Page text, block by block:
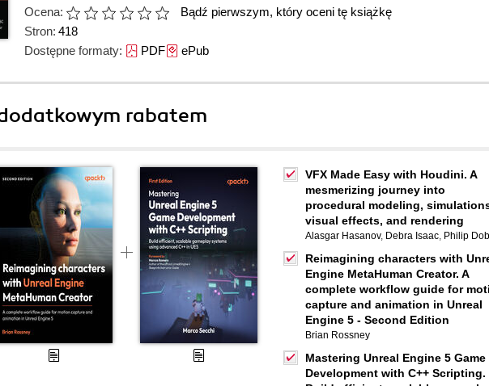
Ocena:
Bądź pierwszym, który oceni tę książkę
Stron: 418
Dostępne formaty: PDFePub
rabatem
VFX Made Easy with Houdini. A
mesmerizing journey into
procedural modeling,
visual effects, and rendering
Alasgar Hasanov, Debra Isaac, Philip
Reimagining characters with
Engine MetaHuman Creator. A
complete workflow guide for
capture and animation in Unreal
Engine 5 - Second Edition
Brian Rossney
Mastering Unreal Engine 5 Game
Development with C++ Scripting.